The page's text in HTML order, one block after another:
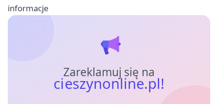
informacje
Zareklamuj się na
cieszynonline.pl!